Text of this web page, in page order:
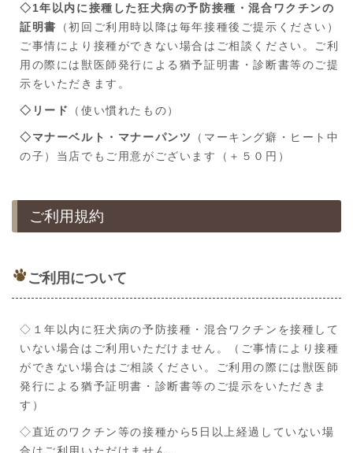
◇1年以内に接種した狂犬病の予防接種・混合ワクチンの
証明書
（初回ご利用時以降は毎年接種後ご提示ください）
ご事情により接種ができない場合はご相談ください。ご利
用の際には獣医師発行による猶予証明書・診断書等のご提
示をいただきます。
◇リード （使い慣れたもの）
◇マナーベルト・マナーパンツ
（マーキング癖・ヒート中
の子）当店でもご用意がございます（＋５０円）
ご利用規約
ご利用について
◇１年以内に狂犬病の予防接種・混合ワクチンを接種して
いない場合はご利用いただけません。（ご事情により接種
ができない場合はご相談ください。ご利用の際には獣医師
発行による猶予証明書・診断書等のご提示をいただきま
す）
◇直近のワクチン等の接種から5日以上経過していない場